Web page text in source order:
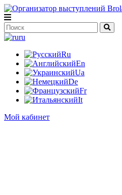
ru
Ru
En
Ua
De
Fr
It
Мой кабинет